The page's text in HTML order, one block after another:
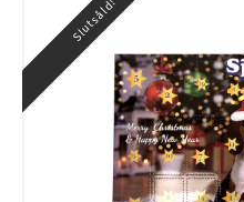
Slutsåld!